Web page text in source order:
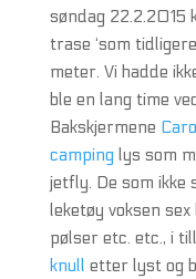
søndag 22.2.2015
trase ‘som
meter. Vi hadde
ble en lang time
Bakskjermene
campinglys som
jetfly. De som ikke
leketøy voksen
pølser etc. etc., i
knull etter lyst og